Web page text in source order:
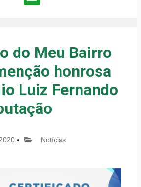
do Meu Bairro
honrosa
Luiz Fernando
Notícias